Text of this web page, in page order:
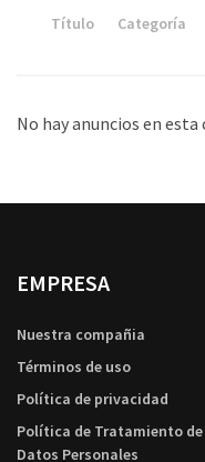
Título Categoría
No hay anuncios en
EMPRESA
Nuestra compañia
Términos de uso
Política de privacidad
Política de Tratamiento de
Datos Personales